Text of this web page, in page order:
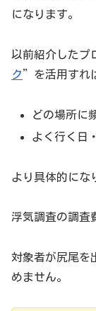
になります。
以前紹介したプ
ク”を活用すれ
どの場所に
よく行く日
より具体的にな
浮気調査の調査
対象者が尻尾を
めません。